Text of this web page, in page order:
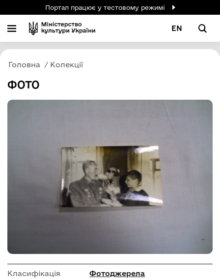
Портал працює у тестовому режимі
EN
Головна Колекції
ФОТО
Класифікація Фотоджерела